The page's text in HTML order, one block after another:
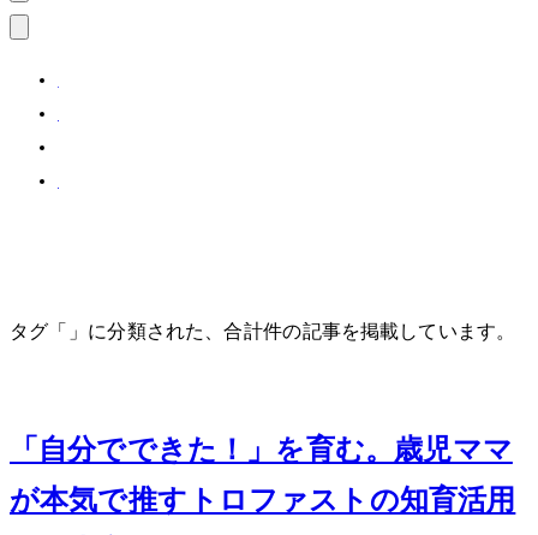
タグ「IKEA」に分類された、合計 1 件の記事を掲載しています。
「自分でできた！」を育む。3歳児ママ
が本気で推すIKEAトロファストの知育活用